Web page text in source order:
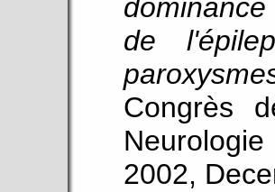
de
Congrès
2002,